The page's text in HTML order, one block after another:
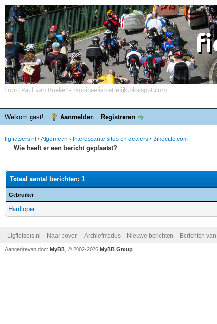
Welkom gast! Aanmelden Registreren
ligfietsers.nl ›Algemeen › Interessante sites en dealers › Bikecalc.com
Wie heeft er een bericht geplaatst?
Totaal aantal berichten: 1
Gebruiker
Hardloper
Ligfietsers.nl Naar boven Archiefmodus Nieuwe berichten Berichten
Aangedreven door MyBB , © 2002-2026 MyBB Group